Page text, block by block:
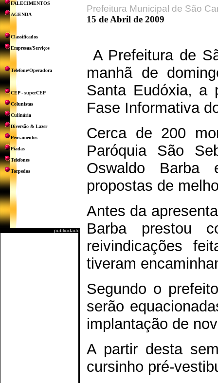
FALECIMENTOS
AGENDA
Classificados
Empresas/Serviços
Telefone/Operadora
CEP - superCEP
Colunistas
Culinária
Diversão & Lazer
Pensamentos
Piadas
Telefones
Torpedos
publicidade
Prefeitura Municipal de São
15 de Abril de 2009
A Prefeitura de
manhã de
Santa Eudóxia, a
Fase Informativa
Cerca de 200
Paróquia São
Oswaldo Barba
propostas de
Antes da
Barba prestou
reivindicações
tiveram
Segundo o
serão
implantação de
A partir desta
cursinho pré-